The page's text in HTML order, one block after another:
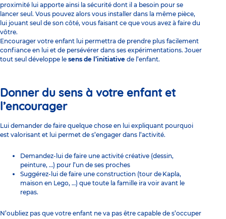
proximité lui apporte ainsi la sécurité dont il a besoin pour se
lancer seul. Vous pouvez alors vous installer dans la même pièce,
lui jouant seul de son côté, vous faisant ce que vous avez à faire du
vôtre.
Encourager votre enfant lui permettra de prendre plus facilement
confiance en lui et de persévérer dans ses expérimentations. Jouer
tout seul développe le sens de l’initiative de l’enfant.
Donner du sens à votre enfant et
l’encourager
Lui demander de faire quelque chose en lui expliquant pourquoi
est valorisant et lui permet de s’engager dans l’activité.
Demandez-lui de faire une activité créative (dessin,
peinture, …) pour l’un de ses proches
Suggérez-lui de faire une construction (tour de Kapla,
maison en Lego, …) que toute la famille ira voir avant le
repas.
N’oubliez pas que votre enfant ne va pas être capable de s’occuper